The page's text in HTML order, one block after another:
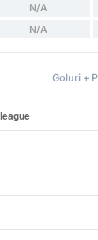
N/A
N/A
Goluri +